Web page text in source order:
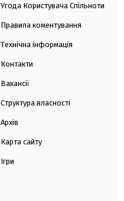
Угода Користувача Спільноти
Правила коментування
Технічна інформація
Контакти
Вакансії
Структура власності
Архів
Карта сайту
Ігри